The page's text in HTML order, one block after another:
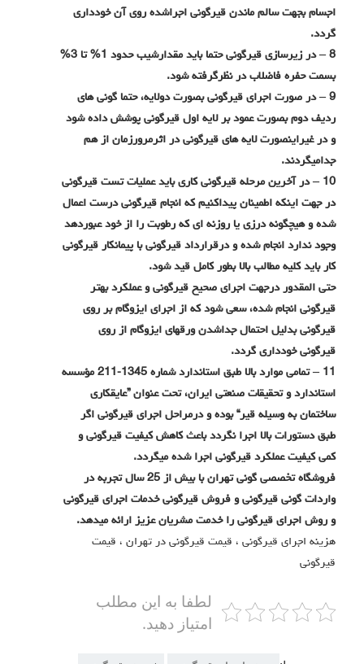
اجسام بجهت سالم ماندن قیرگونی اجراشده روی آن خودداری
گردد.
8 –
در زیرسازی قیرگونی حتما باید مقدارشیب حدود 1% تا 3%
بسمت حفره فاضلاب در نظرگرفته شود.
9 –
در صورت اجرای قیرگونی بصورت دولایه، حتما گونی های
ردیف دوم بصورت عمود بر لایه اول قیرگونی پوشش داده شود
و در غیراینصورت لایه های قیرگونی در اثرمرورزمان از هم
جدامیگردند.
10 –
در آخرین مرحله قیرگونی کاری باید عملیات تست قیرگونی
در جهت اینکه اطمینان پیداکنیم که انجام قیرگونی درست اعمال
شده و هیچگونه درزی یا روزنه ای که رطوبت را از خود عبوردهد
وجود ندارد انجام شده و درقرارداد قیرگونی با پیمانکار قیرگونی
کار باید کلیه مطالب بالا بطور کامل قید شود.
حتی المقدور درجهت اجرای صحیح قیرگونی و عملکرد بهتر
قیرگونی انجام شده، سعی شود که از اجرای ایزوگام بر روی
قیرگونی بدلیل احتمال جداشدن ورقهای ایزوگام از روی
قیرگونی خودداری گردد.
11 –
تمامی موارد بالا طبق استاندارد شماره 1345-211 مؤسسه
استاندارد و تحقیقات صنعتی ایران، تحت عنوان ”عایقکاری
ساختمان به وسیله قیر“ بوده و درمراحل اجرای قیرگونی اگر
طبق دستورات بالا اجرا نگردد باعث کاهش کیفیت قیرگونی و
کمی کیفیت عملکرد قیرگونی اجرا شده میگردد.
فروشگاه تخصصی گونی تهران با بیش از 25 سال تجربه در
واردات گونی قیرگونی و فروش قیرگونی خدمات اجرای قیرگونی
و روش اجرای قیرگونی را خدمت مشریان عزیز ارائه میدهد.
هزینه اجرای قیرگونی ، قیمت قیرگونی در تهران ، قیمت
قیرگونی
لطفا به این مطلب
امتیاز دهید.